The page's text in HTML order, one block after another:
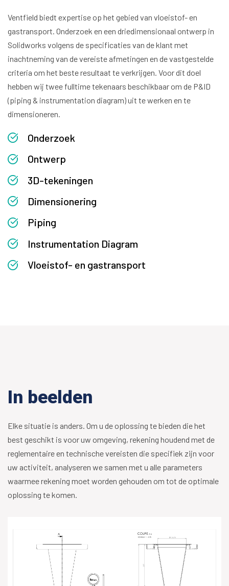
Ventfield biedt expertise op het gebied van vloeistof- en
gastransport. Onderzoek en een driedimensionaal ontwerp in
Solidworks volgens de specificaties van de klant met
inachtneming van de vereiste afmetingen en de vastgestelde
criteria om het beste resultaat te verkrijgen. Voor dit doel
hebben wij twee fulltime tekenaars beschikbaar om de P&ID
(piping & instrumentation diagram) uit te werken en te
dimensioneren.
Onderzoek
Ontwerp
3D-tekeningen
Dimensionering
Piping
Instrumentation Diagram
Vloeistof- en gastransport
In beelden
Elke situatie is anders. Om u de oplossing te bieden die het
best geschikt is voor uw omgeving, rekening houdend met de
reglementaire en technische vereisten die specifiek zijn voor
uw activiteit, analyseren we samen met u alle parameters
waarmee rekening moet worden gehouden om tot de optimale
oplossing te komen.